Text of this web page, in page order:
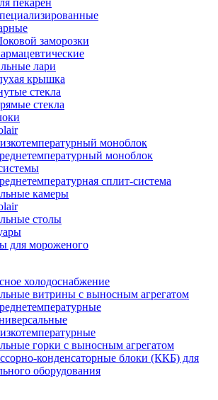
заморозки
лари
крышка
стекла
стекла
моноблок
моноблок
сплит-система
камеры
столы
для мороженого
холодоснабжение
витрины с выносным агрегатом
горки с выносным агрегатом
конденсаторные блоки (ККБ) для
оборудования